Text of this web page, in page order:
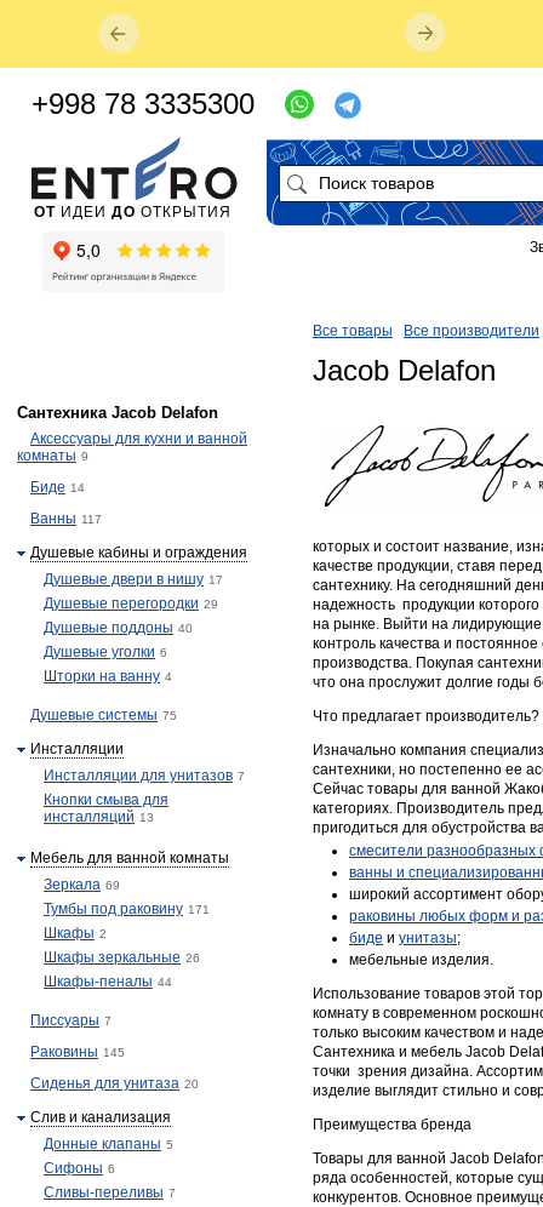
Все товары Все производители
Jacob Delafon
которых и состоит название,
качестве продукции, ставя
сантехнику. На сегодняшний
надежность продукции
на рынке. Выйти на
контроль качества и
производства. Покупая
что она прослужит долгие годы
Что предлагает производитель?
Изначально компания
сантехники, но постепенно ее
Сейчас товары для ванной
категориях. Производитель
пригодиться для обустройства
смесители разнообразных
ванны и
широкий ассортимент
раковины любых форм и
биде и унитазы;
мебельные изделия.
Использование товаров этой
комнату в современном
только высоким качеством и
Сантехника и мебель Jacob
точки зрения дизайна.
изделие выглядит стильно и
Преимущества бренда
Товары для ванной Jacob
ряда особенностей, которые
конкурентов. Основное
Сантехника Jacob Delafon
Аксессуары для кухни и ванной
комнаты 9
Биде 14
Ванны 117
Душевые кабины и ограждения
Душевые двери в нишу 17
Душевые перегородки 29
Душевые поддоны 40
Душевые уголки 6
Шторки на ванну 4
Душевые системы 75
Инсталляции
Инсталляции для унитазов 7
Кнопки смыва для
инсталляций 13
Мебель для ванной комнаты
Зеркала 69
Тумбы под раковину 171
Шкафы 2
Шкафы зеркальные 26
Шкафы-пеналы 44
Писсуары 7
Раковины 145
Сиденья для унитаза 20
Слив и канализация
Донные клапаны 5
Сифоны 6
Сливы-переливы 7
ОТ ИДЕИ ДО ОТКРЫТИЯ
+998 78 3335300